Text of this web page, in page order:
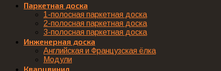
Паркетная доска
1-полосная паркетная доска
2-полосная паркетная доска
3-полосная паркетная доска
Инженерная доска
Английская и Французская ёлка
Модули
Кварцвинил